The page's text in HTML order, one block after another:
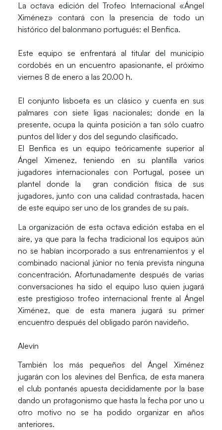
La octava edición del Trofeo Internacional «Ángel
Ximénez» contará con la presencia de todo un
histórico del balonmano portugués: el Benfica.
Este equipo se enfrentará al titular del municipio
cordobés en un encuentro apasionante, el próximo
viernes 8 de enero a las 20.00 h.
El conjunto lisboeta es un clásico y cuenta en sus
palmares con siete ligas nacionales; donde en la
presente, ocupa la quinta posición a tan sólo cuatro
puntos del líder y dos del segundo clasificado.
El Benfica es un equipo teóricamente superior al
Ángel Ximenez, teniendo en su plantilla varios
jugadores internacionales con Portugal, posee un
plantel donde la gran condición física de sus
jugadores, junto con una calidad contrastada, hacen
de este equipo ser uno de los grandes de su país.
La organización de esta octava edición estaba en el
aire, ya que para la fecha tradicional los equipos aún
no se habían incorporado a sus entrenamientos y el
combinado nacional júnior no tenía prevista ninguna
concentración. Afortunadamente después de varias
conversaciones ha sido el equipo luso quien jugará
este prestigioso trofeo internacional frente al Ángel
Ximénez, que de esta manera jugará su primer
encuentro después del obligado parón navideño.
Alevín
También los más pequeños del Ángel Ximénez
jugarán con los alevines del Benfica, de esta manera
el club pontanés apuesta decididamente por la base
dando un protagonismo que hasta la fecha por uno u
otro motivo no se ha podido organizar en años
anteriores.